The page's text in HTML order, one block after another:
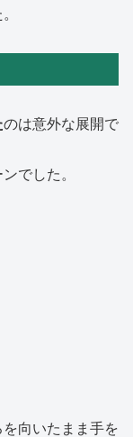
のは意外な展開で
でした。
向いたまま手を